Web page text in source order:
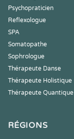
Psychopraticien
Reflexologue
SPA
Somatopathe
Sophrologue
Thérapeute Danse
Thérapeute Holistique
Thérapeute Quantique
RÉGIONS